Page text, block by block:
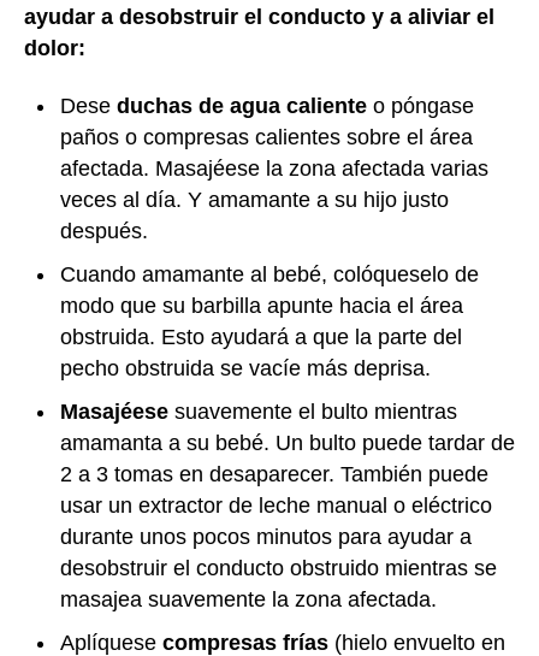
ayudar a desobstruir el conducto y a aliviar el
dolor:
Dese duchas de agua caliente o póngase
paños o compresas calientes sobre el área
afectada. Masajéese la zona afectada varias
veces al día. Y amamante a su hijo justo
después.
Cuando amamante al bebé, colóqueselo de
modo que su barbilla apunte hacia el área
obstruida. Esto ayudará a que la parte del
pecho obstruida se vacíe más deprisa.
Masajéese suavemente el bulto mientras
amamanta a su bebé. Un bulto puede tardar de
2 a 3 tomas en desaparecer. También puede
usar un extractor de leche manual o eléctrico
durante unos pocos minutos para ayudar a
desobstruir el conducto obstruido mientras se
masajea suavemente la zona afectada.
Aplíquese compresas frías (hielo envuelto en